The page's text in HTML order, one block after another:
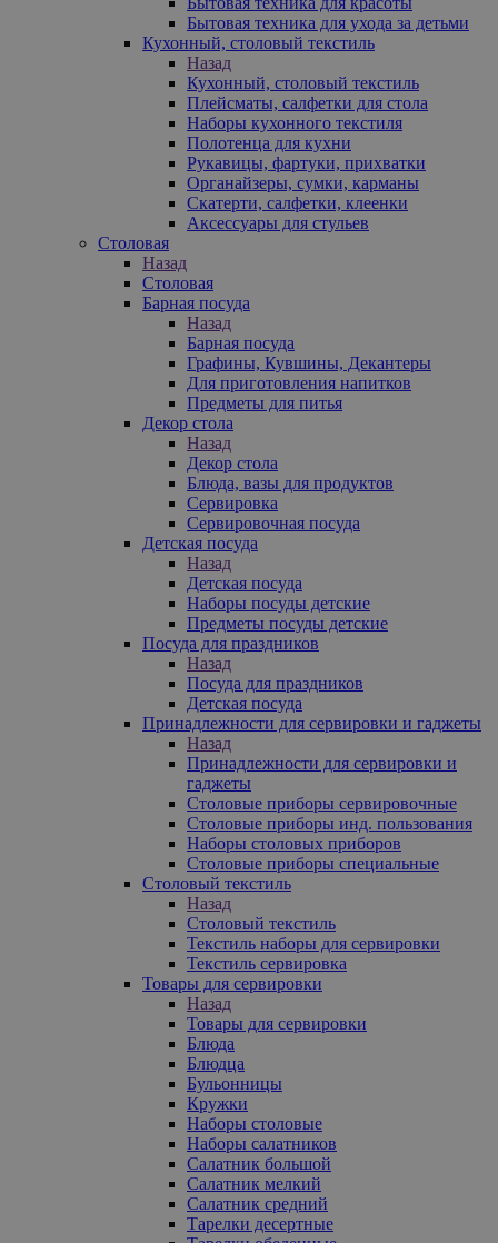
Бытовая техника для ухода за детьми
Кухонный, столовый текстиль
Назад
Кухонный, столовый текстиль
Плейсматы, салфетки для стола
Наборы кухонного текстиля
Полотенца для кухни
Рукавицы, фартуки, прихватки
Органайзеры, сумки, карманы
Скатерти, салфетки, клеенки
Аксессуары для стульев
Столовая
Назад
Столовая
Барная посуда
Назад
Барная посуда
Графины, Кувшины, Декантеры
Для приготовления напитков
Предметы для питья
Декор стола
Назад
Декор стола
Блюда, вазы для продуктов
Сервировка
Сервировочная посуда
Детская посуда
Назад
Детская посуда
Наборы посуды детские
Предметы посуды детские
Посуда для праздников
Назад
Посуда для праздников
Детская посуда
Принадлежности для сервировки и гаджеты
Назад
Принадлежности для сервировки и
гаджеты
Столовые приборы сервировочные
Столовые приборы инд. пользования
Наборы столовых приборов
Столовые приборы специальные
Столовый текстиль
Назад
Столовый текстиль
Текстиль наборы для сервировки
Текстиль сервировка
Товары для сервировки
Назад
Товары для сервировки
Блюда
Блюдца
Бульонницы
Кружки
Наборы столовые
Наборы салатников
Салатник большой
Салатник мелкий
Салатник средний
Тарелки десертные